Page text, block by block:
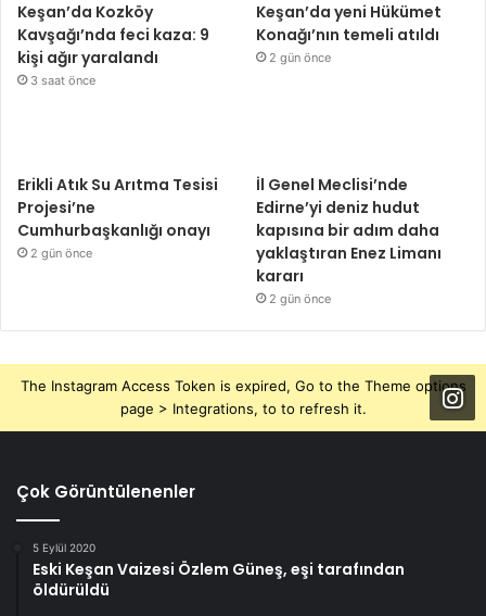
Keşan’da Kozköy
Kavşağı’nda feci kaza: 9
kişi ağır yaralandı
3 saat önce
Keşan’da yeni Hükümet
Konağı’nın temeli atıldı
2 gün önce
Erikli Atık Su Arıtma Tesisi
Projesi’ne
Cumhurbaşkanlığı onayı
2 gün önce
İl Genel Meclisi’nde
Edirne’yi deniz hudut
kapısına bir adım daha
yaklaştıran Enez Limanı
kararı
2 gün önce
The Instagram Access Token is expired, Go to the Theme options
page > Integrations, to to refresh it.
Çok Görüntülenenler
5 Eylül 2020
Eski Keşan Vaizesi Özlem Güneş, eşi tarafından
öldürüldü